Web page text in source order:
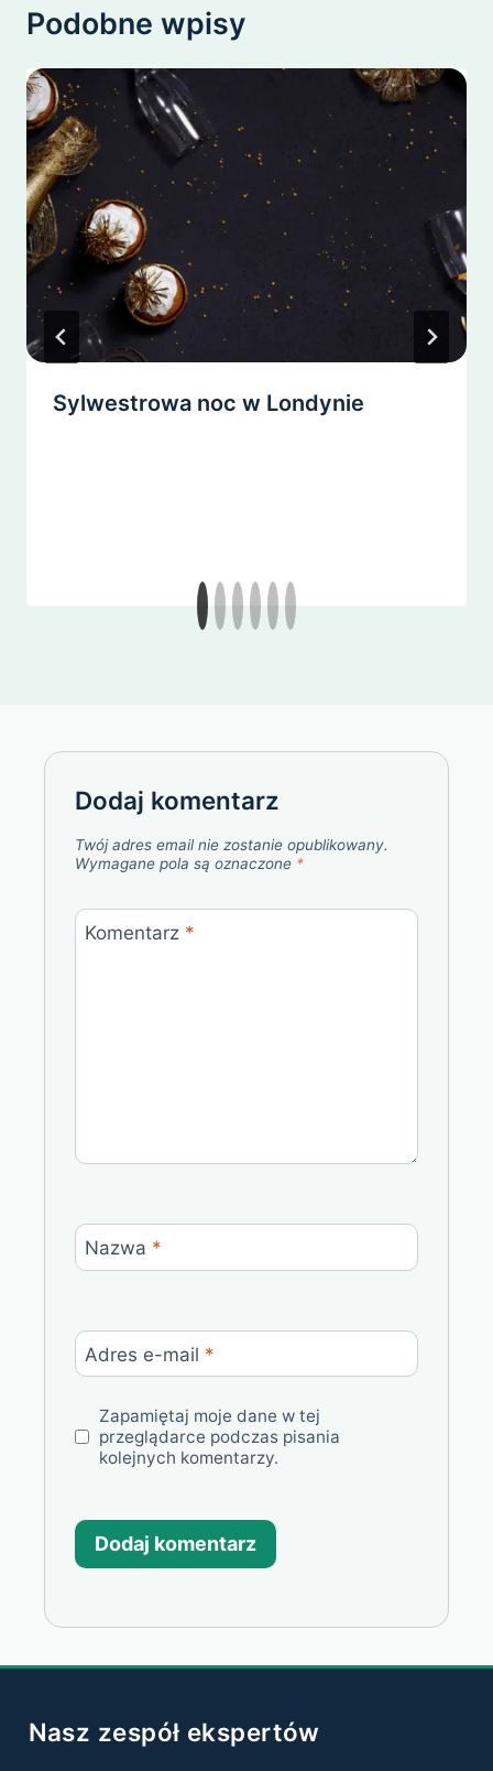
Podobne wpisy
Sylwestrowa noc w Londynie
Dodaj komentarz
Twój adres email nie zostanie opublikowany.
Wymagane pola są oznaczone *
Komentarz *
Nazwa *
Adres e-mail *
Zapamiętaj moje dane w tej
przeglądarce podczas pisania
kolejnych komentarzy.
Nasz zespół ekspertów